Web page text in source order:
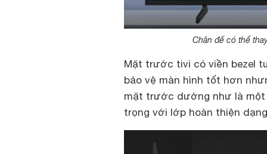
Chân đế có thể
Mặt trước tivi có viền bezel
bảo vệ màn hình tốt hơn
mặt trước dường như là một
trọng với lớp hoàn thiện